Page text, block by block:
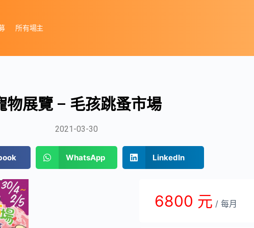
所有場主
物展覽 – 毛孩跳蚤市場
2021-03-30
WhatsApp LinkedIn
6800 元 / 每月